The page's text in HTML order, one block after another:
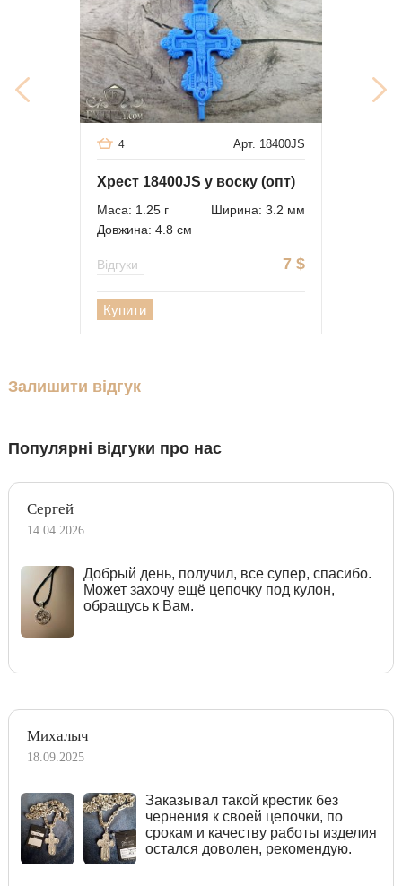
Арт. 18400JS
4
Хрест 18400JS у воску (опт)
Маса: 1.25 г
Ширина: 3.2 мм
Довжина: 4.8 см
7 $
Відгуки
Купити
Залишити відгук
Популярні відгуки про нас
Сергей
14.04.2026
Добрый день, получил, все супер, спасибо.
Может захочу ещё цепочку под кулон,
обращусь к Вам.
Михалыч
18.09.2025
Заказывал такой крестик без
чернения к своей цепочки, по
срокам и качеству работы изделия
остался доволен, рекомендую.